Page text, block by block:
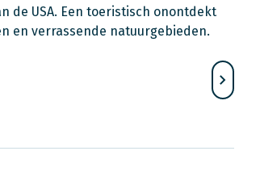
de USA. Een toeristisch onontdekt
en verrassende natuurgebieden.